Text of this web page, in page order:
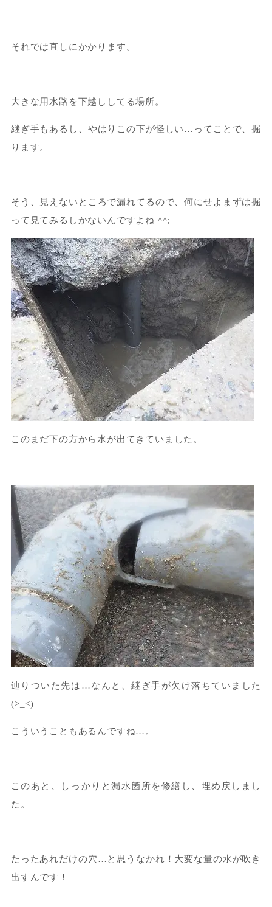
それでは直しにかかります。
大きな用水路を下越ししてる場所。
継ぎ手もあるし、やはりこの下が怪しい…ってことで、掘
ります。
そう、見えないところで漏れてるので、何にせよまずは掘
って見てみるしかないんですよね ^^;
このまだ下の方から水が出てきていました。
辿りついた先は…なんと、継ぎ手が欠け落ちていました
(>_<)
こういうこともあるんですね…。
このあと、しっかりと漏水箇所を修繕し、埋め戻しまし
た。
たったあれだけの穴…と思うなかれ！大変な量の水が吹き
出すんです！